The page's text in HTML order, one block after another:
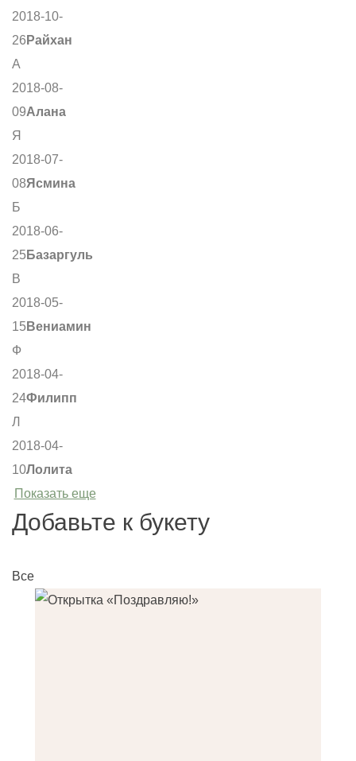
2018-10-
26 Райхан
А
2018-08-
09Алана
Я
2018-07-
08Ясмина
Б
2018-06-
25 Базаргуль
В
2018-05-
15 Вениамин
Ф
2018-04-
24Филипп
Л
2018-04-
10Лолита
Показать еще
Добавьте к букету
Все